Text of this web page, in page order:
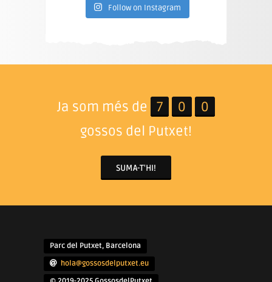
Follow on Instagram
Ja som més de 7 0
0
gossos del Putxet!
SUMA-T'HI!
Parc del Putxet, Barcelona
hola@gossosdelputxet.eu